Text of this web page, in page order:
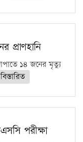
প্রাণহানি
১৪ জনের মৃত্যু
বিস্তারিত
পরীক্ষা